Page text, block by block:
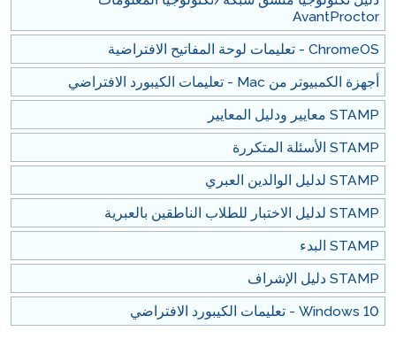
AvantProctor
ChromeOS - تعليمات لوحة المفاتيح الافتراضية
أجهزة الكمبيوتر من Mac - تعليمات الكيبورد الافتراضي
STAMP معايير ودليل المعايير
STAMP الأسئلة المتكررة
STAMP لدليل الوالدين العبري
STAMP لدليل الاختبار للطلاب الناطقين بالعبرية
STAMP البدء
STAMP دليل الإشراف
Windows 10 - تعليمات الكيبورد الافتراضي